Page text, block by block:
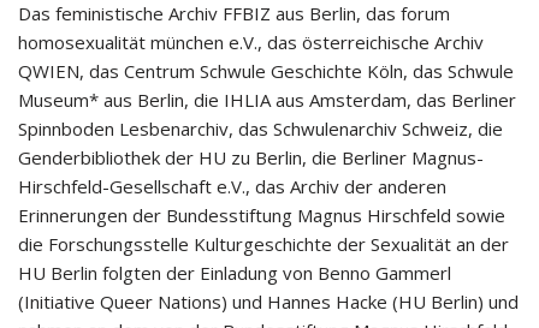
Das feministische Archiv FFBIZ aus Berlin, das forum
homosexualität münchen e.V., das österreichische Archiv
QWIEN, das Centrum Schwule Geschichte Köln, das Schwule
Museum* aus Berlin, die IHLIA aus Amsterdam, das Berliner
Spinnboden Lesbenarchiv, das Schwulenarchiv Schweiz, die
Genderbibliothek der HU zu Berlin, die Berliner Magnus-
Hirschfeld-Gesellschaft e.V., das Archiv der anderen
Erinnerungen der Bundesstiftung Magnus Hirschfeld sowie
die Forschungsstelle Kulturgeschichte der Sexualität an der
HU Berlin folgten der Einladung von Benno Gammerl
(Initiative Queer Nations) und Hannes Hacke (HU Berlin) und